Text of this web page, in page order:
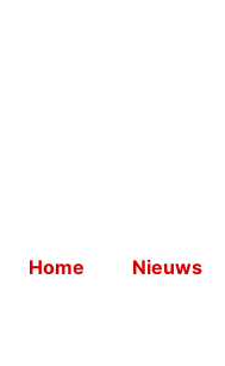
Home Nieuws